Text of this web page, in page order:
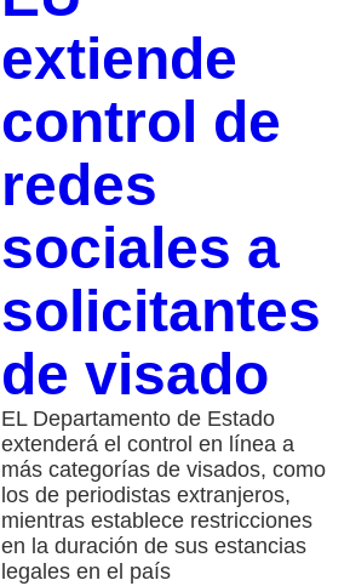
extiende
control de
redes
sociales a
solicitantes
de visado
EL Departamento de Estado
extenderá el control en línea a
más categorías de visados, como
los de periodistas extranjeros,
mientras establece restricciones
en la duración de sus estancias
legales en el país